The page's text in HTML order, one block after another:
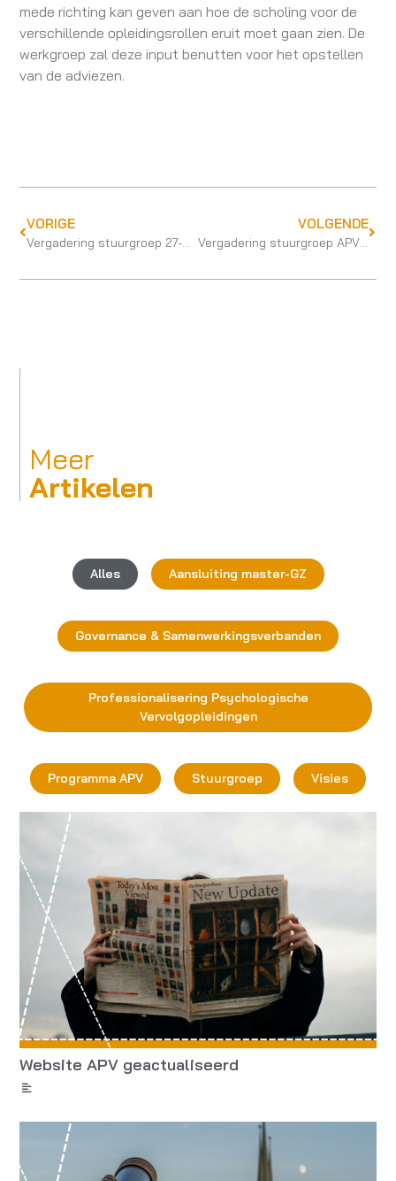
mede richting kan geven aan hoe de scholing voor de
verschillende opleidingsrollen eruit moet gaan zien. De
werkgroep zal deze input benutten voor het opstellen
van de adviezen.
VORIGE
Vergadering stuurgroep 27-6-2023
VOLGENDE
Vergadering stuurgroep APV 13-9-2023
Meer
Artikelen
Alles Aansluiting master-GZ
Governance & Samenwerkingsverbanden
Professionalisering Psychologische
Vervolgopleidingen
Programma APV Stuurgroep Visies
Website APV geactualiseerd